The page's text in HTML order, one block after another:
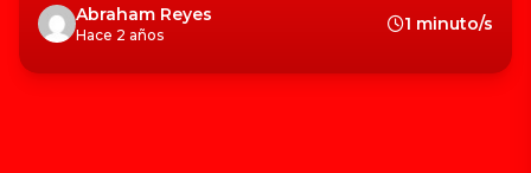
Abraham Reyes
Hace 2 años
1 minuto/s